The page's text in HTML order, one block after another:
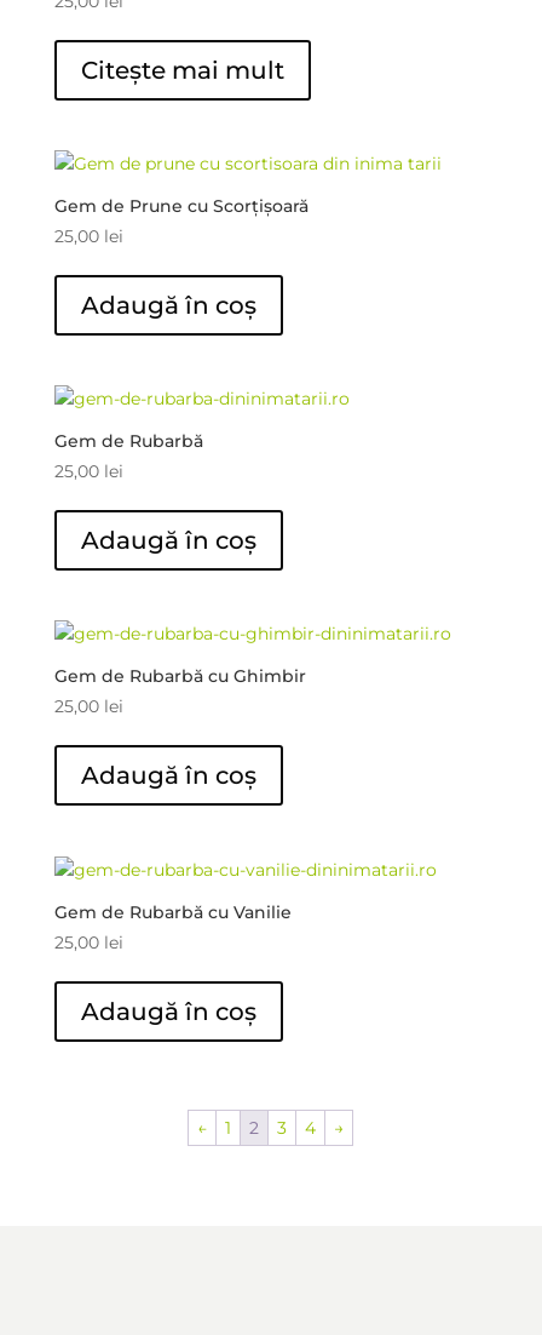
Citește mai mult
Gem de Prune cu Scorțișoară
25,00 lei
Adaugă în coș
Gem de Rubarbă
25,00 lei
Adaugă în coș
Gem de Rubarbă cu Ghimbir
25,00 lei
Adaugă în coș
Gem de Rubarbă cu Vanilie
25,00 lei
Adaugă în coș
← 1 2 3 4 →